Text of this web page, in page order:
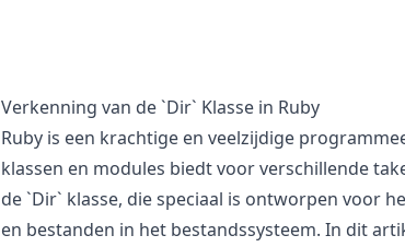
Verkenning van de `Dir` Klasse in Ruby
Ruby is een krachtige en veelzijdige
klassen en modules biedt voor verschillende
de `Dir` klasse, die speciaal is ontworpen voor
en bestanden in het bestandssysteem. In dit